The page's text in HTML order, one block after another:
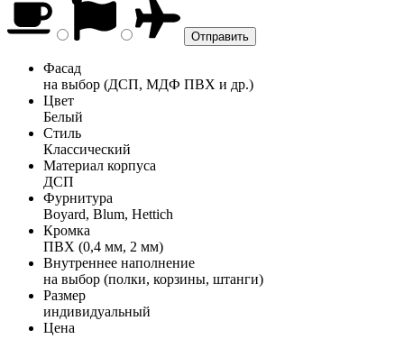
Фасад
на выбор (ДСП, МДФ ПВХ и др.)
Цвет
Белый
Стиль
Классический
Материал корпуса
ДСП
Фурнитура
Boyard, Blum, Hettich
Кромка
ПВХ (0,4 мм, 2 мм)
Внутреннее наполнение
на выбор (полки, корзины, штанги)
Размер
индивидуальный
Цена